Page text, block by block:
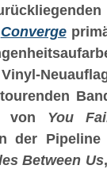
Converge
Vinyl-
von You
der Pipeline
Between Us